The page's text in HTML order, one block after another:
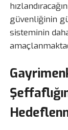
güvenliğinin
sisteminin